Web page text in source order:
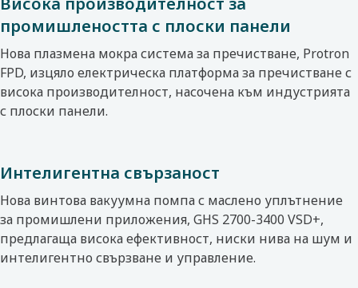
промишлеността с плоски панели
Нова плазмена мокра система за пречистване, Protron
FPD, изцяло електрическа платформа за пречистване с
висока производителност, насочена към индустрията
с плоски панели.
Интелигентна свързаност
Нова винтова вакуумна помпа с маслено уплътнение
за промишлени приложения, GHS 2700-3400 VSD+,
предлагаща висока ефективност, ниски нива на шум и
интелигентно свързване и управление.